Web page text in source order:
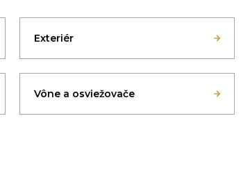
Exteriér
Vône a osviežovače